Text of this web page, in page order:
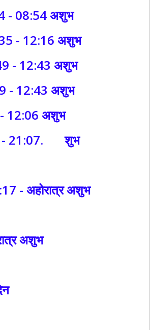
- 08:54 अशुभ
- 12:16 अशुभ
- 12:43 अशुभ
- 12:43 अशुभ
- 12:06 अशुभ
- 21:07. शुभ
- अहोरात्र अशुभ
अशुभ